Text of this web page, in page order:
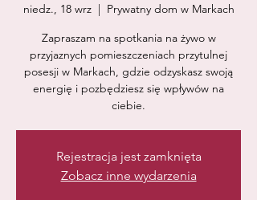
niedz., 18 wrz
  |
Prywatny dom w Markach
Zapraszam na spotkania na żywo w
przyjaznych pomieszczeniach przytulnej
posesji w Markach, gdzie odzyskasz swoją
energię i pozbędziesz się wpływów na
ciebie.
Rejestracja jest zamknięta
Zobacz inne wydarzenia